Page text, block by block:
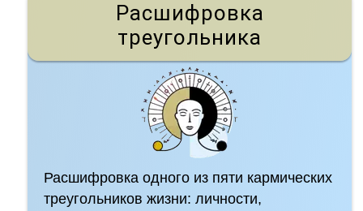
Расшифровка
треугольника
Расшифровка одного из пяти кармических
треугольников жизни: личности,